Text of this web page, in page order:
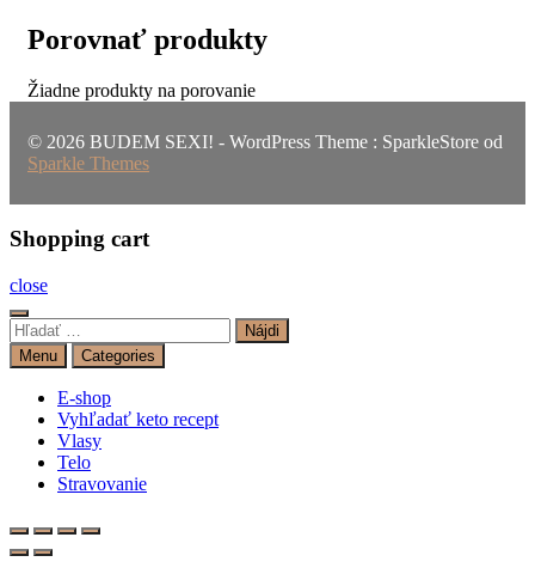
Porovnať produkty
Žiadne produkty na porovanie
© 2026 BUDEM SEXI! - WordPress Theme : SparkleStore od
Sparkle Themes
Shopping cart
close
Hľadať:
Menu Categories
E-shop
Vyhľadať keto recept
Vlasy
Telo
Stravovanie